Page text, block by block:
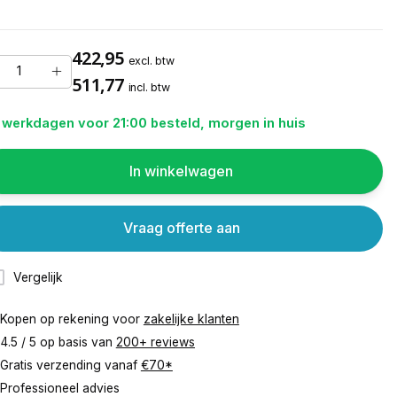
422,95 excl. btw
511,77 incl. btw
werkdagen voor 21:00 besteld, morgen in huis
In winkelwagen
Vergelijk
Vraag offerte aan
Kopen op rekening voor zakelijke klanten
4.5 / 5 op basis van 200+ reviews
Gratis verzending vanaf €70*
Professioneel advies